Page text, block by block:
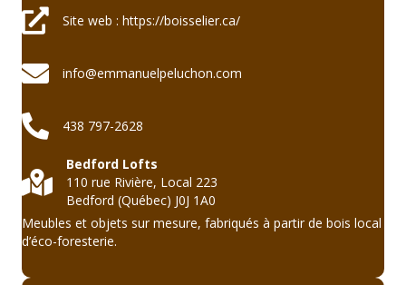
Site web : https://boisselier.ca/
Site web : https://boisselier.ca/
info@emmanuelpeluchon.com
info@emmanuelpeluchon.com
438 797-2628438 797-2628
Bedford Lofts 110 rue Rivière, Local 223 Bedford (Québec) J0J
Bedford Lofts
110 rue Rivière, Local 223
Bedford (Québec) J0J 1A0
Meubles et objets sur mesure, fabriqués à partir de bois local
d’éco-foresterie.